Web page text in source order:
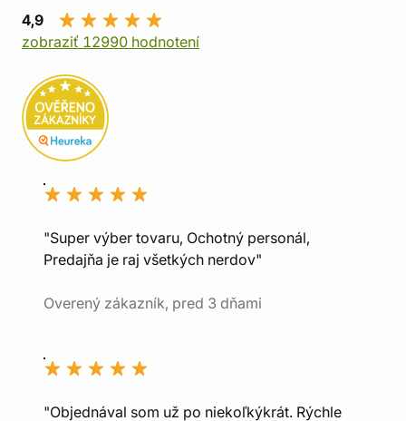
4,9
zobraziť 12990 hodnotení
"Super výber tovaru, Ochotný personál,
Predajňa je raj všetkých nerdov"
Overený zákazník, pred 3 dňami
"Objednával som už po niekoľkýkrát. Rýchle